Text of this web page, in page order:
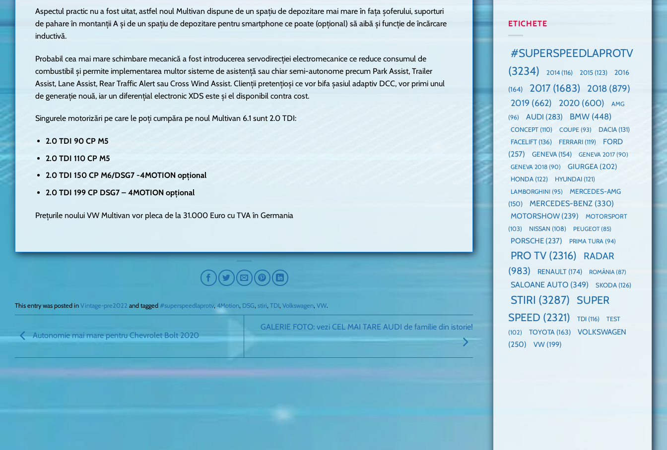
Aspectul practic nu a fost uitat, astfel noul Multivan dispune de un spațiu de depozitare mai mare în fața șoferului, suporturi
de pahare în montanții A și de un spațiu de depozitare pentru smartphone ce poate (opțional) să aibă și funcție de încărcare
inductivă.
Probabil cea mai mare schimbare mecanică a fost introducerea servodirecției electromecanice ce reduce consumul de
combustibil și permite implementarea multor sisteme de asistență sau chiar semi-autonome precum Park Assist, Trailer
Assist, Lane Assist, Rear Traffic Alert sau Cross Wind Assist. Clienții pretențioși ce vor bifa șasiul adaptiv DCC, vor primi unul
de generație nouă, iar un diferențial electronic XDS este și el disponibil contra cost.
Singurele motorizări pe care le poți cumpăra pe noul Multivan 6.1 sunt 2.0 TDI:
2.0 TDI 90 CP M5
2.0 TDI 110 CP M5
2.0 TDI 150 CP M6/DSG7 -4MOTION opțional
2.0 TDI 199 CP DSG7 – 4MOTION opțional
Prețurile noului VW Multivan vor pleca de la 31.000 Euro cu TVA în Germania
This entry was posted in Vintage-pre2022 and tagged #superspeedlaprotv, 4Motion, DSG, stiri, TDI, Volkswagen, VW.
Autonomie mai mare pentru Chevrolet Bolt 2020
GALERIE FOTO: vezi CEL MAI TARE AUDI de familie din istorie!
dube
EV3
câștigătoare,
domină
ETICHETE
#SUPERSPEEDLAPROTV
(3234)
2014 (116) 2015 (123) 2016
(164) 2017 (1683) 2018 (879)
2019 (662) 2020 (600)
AMG
(96)
AUDI (283) BMW (448)
CONCEPT (110) COUPE (93) DACIA (131)
FACELIFT (136) FERRARI (119)
FORD
(257)
GENEVA(154) GENEVA 2017 (90)
GENEVA 2018 (90) GIURGEA (202)
HONDA (122) HYUNDAI (121)
LAMBORGHINI (95)
MERCEDES-AMG
(150)
MERCEDES-BENZ (330)
MOTORSHOW (239)
MOTORSPORT
(103)
NISSAN (108) PEUGEOT(85)
PORSCHE (237) PRIMA TURA (94)
PRO TV (2316)
RADAR
(983)
RENAULT (174) ROMÂNIA(87)
SALOANE AUTO (349) SKODA (126)
STIRI (3287)
SUPER
SPEED (2321) TDI (116)
TEST
(102)
TOYOTA (163)
VOLKSWAGEN
(250)
VW (199)